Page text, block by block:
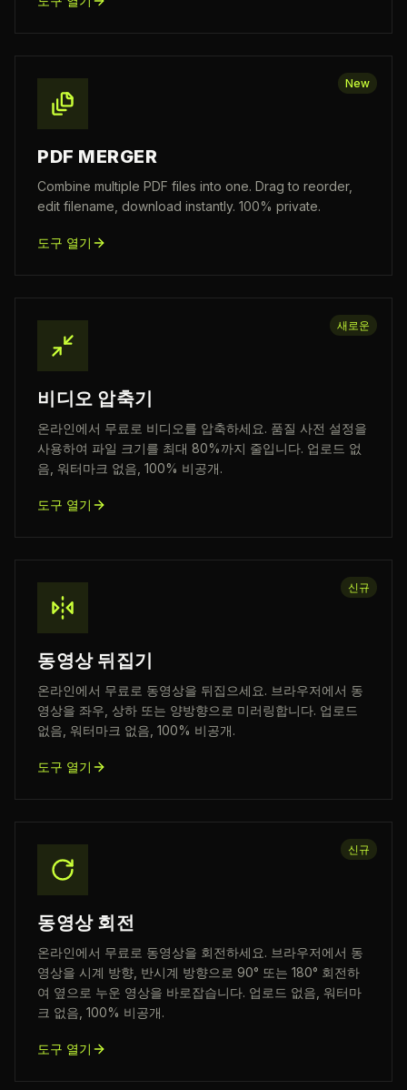
New
PDF MERGER
Combine multiple PDF files into one. Drag to reorder,
edit filename, download instantly. 100% private.
도구 열기
새로운
비디오 압축기
온라인에서 무료로 비디오를 압축하세요. 품질 사전 설정을
사용하여 파일 크기를 최대 80%까지 줄입니다. 업로드 없
음, 워터마크 없음, 100% 비공개.
도구 열기
신규
동영상 뒤집기
온라인에서 무료로 동영상을 뒤집으세요. 브라우저에서 동
영상을 좌우, 상하 또는 양방향으로 미러링합니다. 업로드
없음, 워터마크 없음, 100% 비공개.
도구 열기
신규
동영상 회전
온라인에서 무료로 동영상을 회전하세요. 브라우저에서 동
영상을 시계 방향, 반시계 방향으로 90° 또는 180° 회전하
여 옆으로 누운 영상을 바로잡습니다. 업로드 없음, 워터마
크 없음, 100% 비공개.
도구 열기